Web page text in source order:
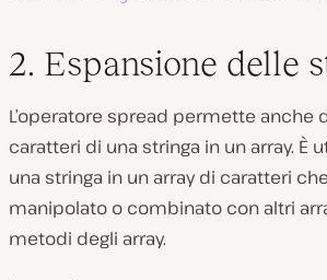
2. Espansione delle
L’operatore spread permette anche
caratteri di una stringa in un array. È
una stringa in un array di caratteri
manipolato o combinato con altri
metodi degli array.